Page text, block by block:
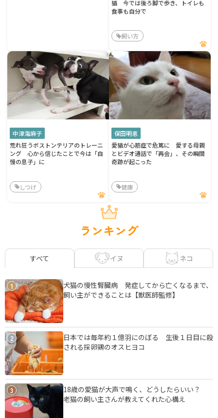
猫 今では後ろ脚で歩き、トイレも
食事も自分で
飼い方
中津海麻子
荒れ狂うボストンテリアのトレーニ
ング 心から信じたことで今は「自
慢の息子」に
しつけ
保田明恵
愛猫が心筋症で危篤に 愛する母親
とビデオ通話で「再会」、その瞬間
奇跡が起こった
健康
ランキング
すべて イヌ ネコ
1
犬猫の慢性腎臓病 発症してから亡くなるまで、
飼い主ができることは【獣医師監修】
2
日本では毎年約１億羽にのぼる 生後１日目に殺
される採卵鶏のオスヒヨコ
3
18歳の愛猫が大声で鳴く、どうしたらいい？
老猫の飼い主さんが教えてくれた心構え